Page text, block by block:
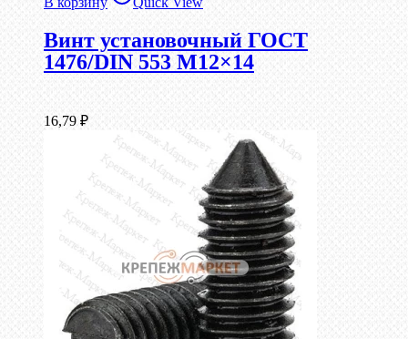
Винт установочный ГОСТ
1476/DIN 553 М12×14
16,79 ₽